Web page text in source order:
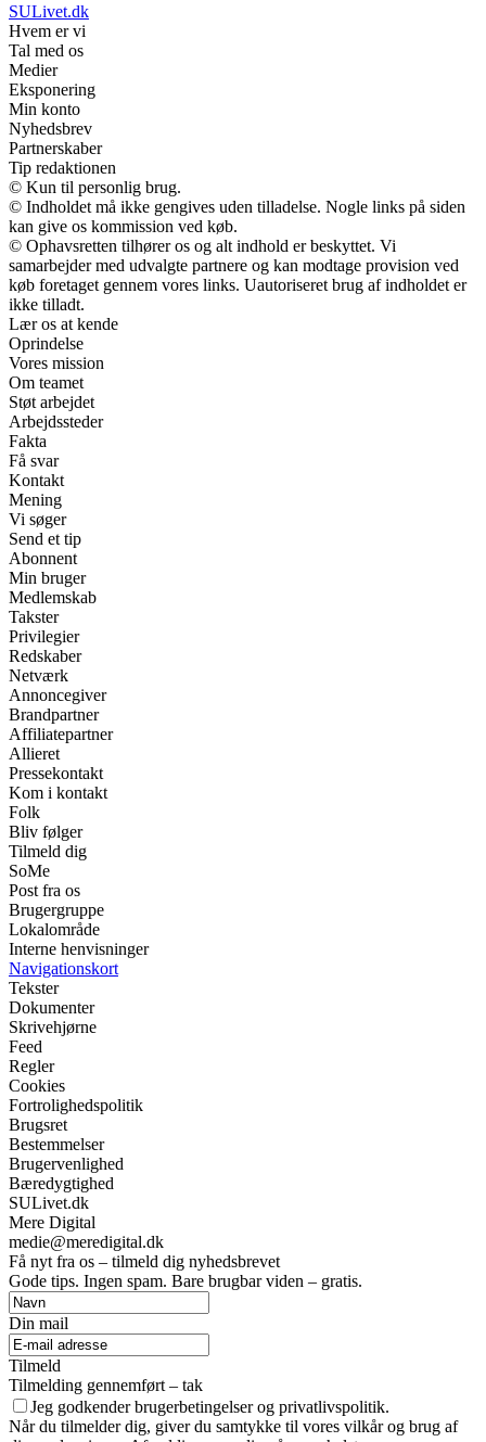
SULivet.dk
Hvem er vi
Tal med os
Medier
Eksponering
Min konto
Nyhedsbrev
Partnerskaber
Tip redaktionen
© Kun til personlig brug.
© Indholdet må ikke gengives uden tilladelse. Nogle links på siden
kan give os kommission ved køb.
© Ophavsretten tilhører os og alt indhold er beskyttet. Vi
samarbejder med udvalgte partnere og kan modtage provision ved
køb foretaget gennem vores links. Uautoriseret brug af indholdet er
ikke tilladt.
Lær os at kende
Oprindelse
Vores mission
Om teamet
Støt arbejdet
Arbejdssteder
Fakta
Få svar
Kontakt
Mening
Vi søger
Send et tip
Abonnent
Min bruger
Medlemskab
Takster
Privilegier
Redskaber
Netværk
Annoncegiver
Brandpartner
Affiliatepartner
Allieret
Pressekontakt
Kom i kontakt
Folk
Bliv følger
Tilmeld dig
SoMe
Post fra os
Brugergruppe
Lokalområde
Interne henvisninger
Navigationskort
Tekster
Dokumenter
Skrivehjørne
Feed
Regler
Cookies
Fortrolighedspolitik
Brugsret
Bestemmelser
Brugervenlighed
Bæredygtighed
SULivet.dk
Mere Digital
medie@meredigital.dk
Få nyt fra os – tilmeld dig nyhedsbrevet
Gode tips. Ingen spam. Bare brugbar viden – gratis.
Din mail
Tilmeld
Tilmelding gennemført – tak
Jeg godkender brugerbetingelser og privatlivspolitik.
Når du tilmelder dig, giver du samtykke til vores vilkår og brug af